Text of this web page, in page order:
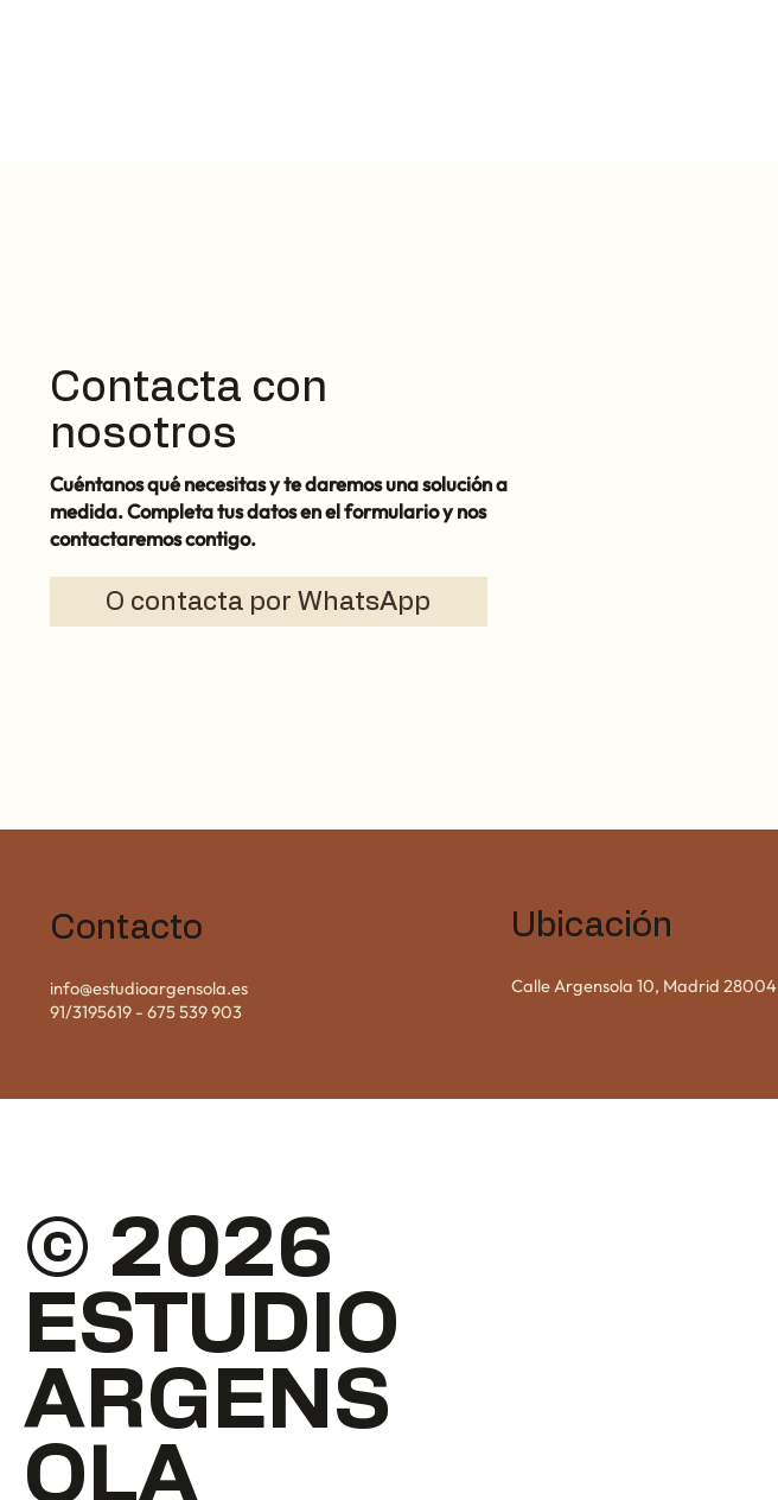
Contacta con
nosotros
Cuéntanos qué necesitas y te daremos una solución a
medida. Completa tus datos en el formulario y nos
contactaremos contigo.
O contacta por WhatsApp
Contacto
info@estudioargensola.es
91/3195619- 675 539 903
Ubicación
Calle Argensola 10, Madrid 28004
© 2026
ESTUDIO
ARGENS
OLA